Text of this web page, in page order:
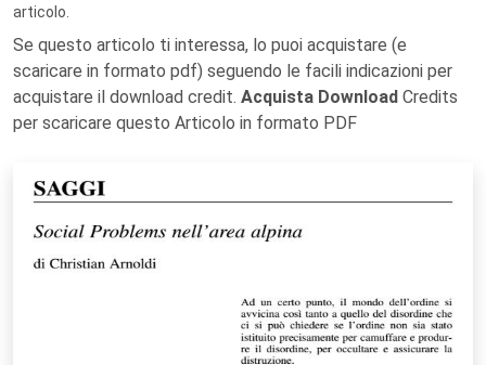
articolo.
Se questo articolo ti interessa, lo puoi acquistare (e
scaricare in formato pdf) seguendo le facili indicazioni per
acquistare il download credit. Acquista Download Credits
per scaricare questo Articolo in formato PDF